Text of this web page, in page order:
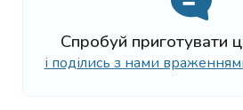
Спробуй приготувати
і поділись з нами